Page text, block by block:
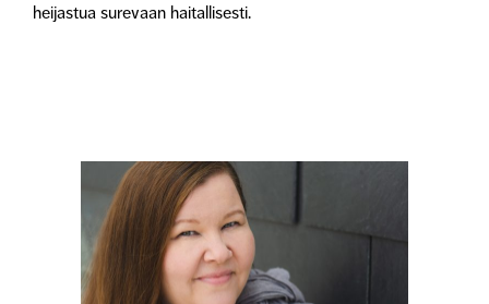
heijastua surevaan haitallisesti.